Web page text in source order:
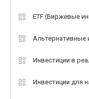
ETF (Биржевые
Альтернативные
Инвестиции в
Инвестиции для